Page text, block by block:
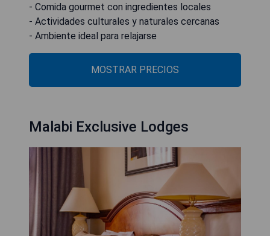
- Comida gourmet con ingredientes locales
- Actividades culturales y naturales cercanas
- Ambiente ideal para relajarse
MOSTRAR PRECIOS
Malabi Exclusive Lodges